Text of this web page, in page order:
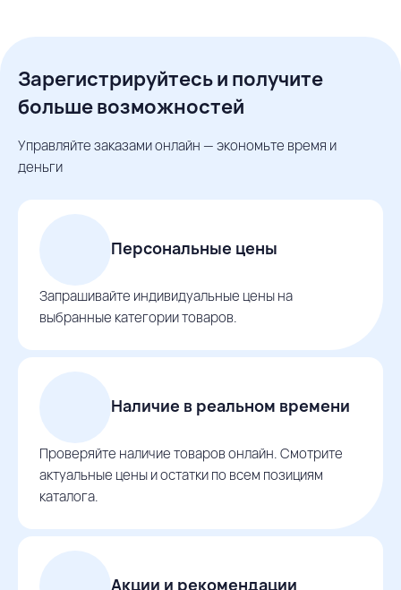
Зарегистрируйтесь и получите
больше возможностей
Управляйте заказами онлайн — экономьте время и
деньги
Персональные цены
Запрашивайте индивидуальные цены на
выбранные категории товаров.
Наличие в реальном времени
Проверяйте наличие товаров онлайн. Смотрите
актуальные цены и остатки по всем позициям
каталога.
Акции и рекомендации